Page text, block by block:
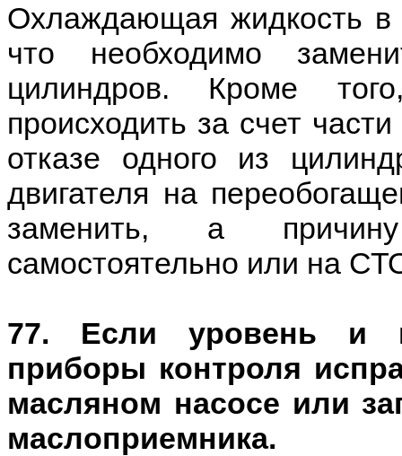
Охлаждающая жидкость в
что необходимо
цилиндров. Кроме
происходить за счет
отказе одного из
двигателя на
заменить, а причину
самостоятельно или на
77. Если уровень и
приборы контроля
масляном насосе или
маслоприемника.